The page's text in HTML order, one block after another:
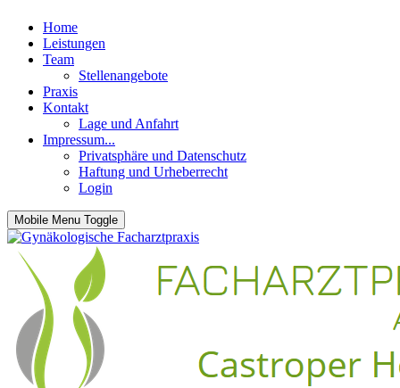
Home
Leistungen
Team
Stellenangebote
Praxis
Kontakt
Lage und Anfahrt
Impressum...
Privatsphäre und Datenschutz
Haftung und Urheberrecht
Login
Mobile Menu Toggle